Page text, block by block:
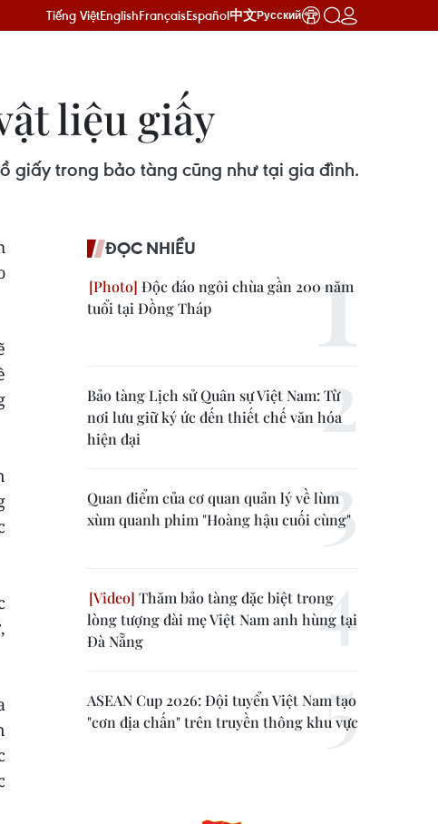
Tiếng ViệtEnglishFrançaisEspañol中文Русский
liệu giấy
giấy trong bảo tàng cũng như tại gia đình.
ĐỌC NHIỀU
Độc đáo ngôi chùa gần 200 năm
tuổi tại Đồng Tháp
Bảo tàng Lịch sử Quân sự Việt Nam: Từ
nơi lưu giữ ký ức đến thiết chế văn hóa
hiện đại
Quan điểm của cơ quan quản lý về lùm
xùm quanh phim "Hoàng hậu cuối cùng"
Thăm bảo tàng đặc biệt trong
lòng tượng đài mẹ Việt Nam anh hùng tại
Đà Nẵng
ASEAN Cup 2026: Đội tuyển Việt Nam tạo
"cơn địa chấn" trên truyền thông khu vực